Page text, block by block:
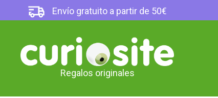
Envío gratuito a partir de 50€
Regalos originales